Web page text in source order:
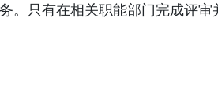
。只有在相关职能部门完成评